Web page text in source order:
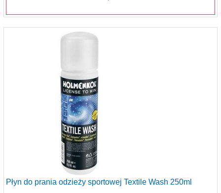
Płyn do prania odzieży sportowej Textile Wash 250ml